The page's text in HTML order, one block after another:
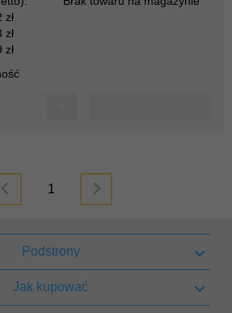
zł
zł
zł
1
Podstrony
Jak kupować